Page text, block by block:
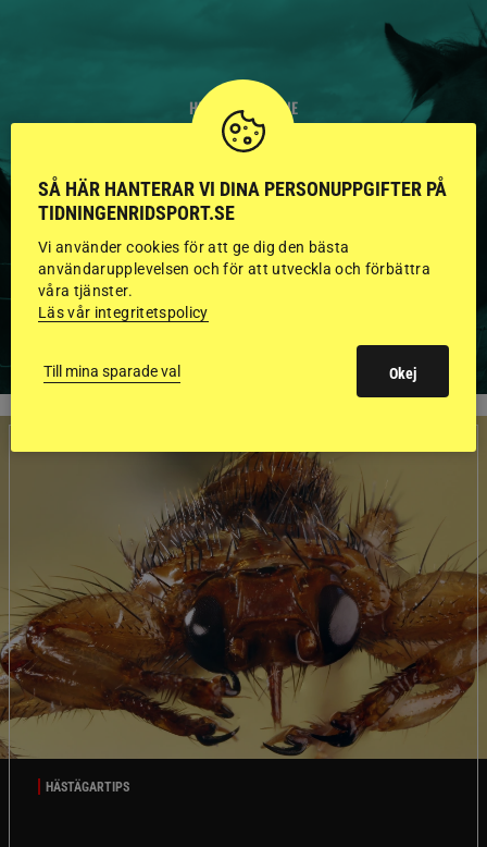
HINGSTAR ONLINE
GODKÄNDA HINGSTAR I
FLERA KATEGORIER MED
BILDER OCH FAKTA
VISA ALLA HINGSTAR
HÄSTÄGARTIPS
SÅ HÄR HANTERAR VI DINA PERSONUPPGIFTER PÅ
TIDNINGENRIDSPORT.SE
Vi använder cookies för att ge dig den bästa
användarupplevelsen och för att utveckla och förbättra
våra tjänster.
Läs vår integritetspolicy
Till mina sparade val Okej